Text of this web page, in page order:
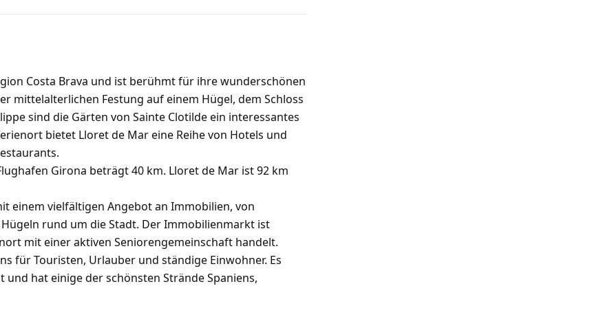
Costa Brava und ist berühmt für ihre wunderschönen
mittelalterlichen Festung auf einem Hügel, dem Schloss
sind die Gärten von Sainte Clotilde ein interessantes
bietet Lloret de Mar eine Reihe von Hotels und
Girona beträgt 40 km. Lloret de Mar ist 92 km
einem vielfältigen Angebot an Immobilien, von
rund um die Stadt. Der Immobilienmarkt ist
mit einer aktiven Seniorengemeinschaft handelt.
für Touristen, Urlauber und ständige Einwohner. Es
hat einige der schönsten Strände Spaniens,